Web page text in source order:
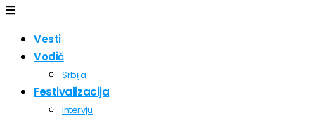
Vesti
Vodič
Srbija
Festivalizacija
Intervju